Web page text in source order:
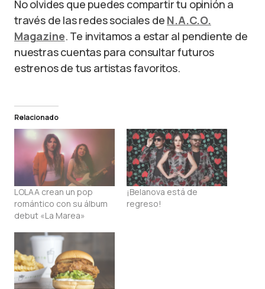
No olvides que puedes compartir tu opinión a
través de las redes sociales de N.A.C.O.
Magazine. Te invitamos a estar al pendiente de
nuestras cuentas para consultar futuros
estrenos de tus artistas favoritos.
Relacionado
LOLAA crean un pop
romántico con su álbum
debut «La Marea»
¡Belanova está de
regreso!